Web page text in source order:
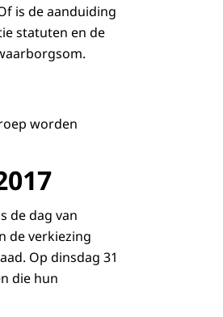
is de aanduiding
statuten en de
worden
de dag van
de verkiezing
Op dinsdag 31
die hun